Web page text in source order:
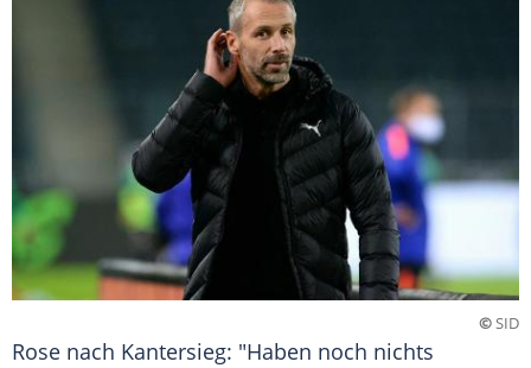
©SID
Rose nach Kantersieg: "Haben noch nichts